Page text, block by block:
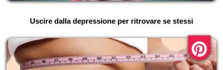
Uscire dalla depressione per ritrovare se stessi